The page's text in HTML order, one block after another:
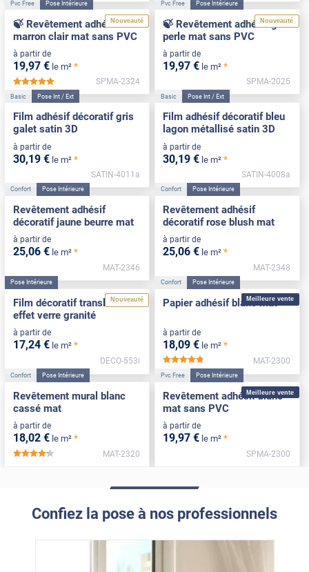
Nouveauté
Pvc Free Pose Intérieure
🍃 Revêtement adhésif
marron clair mat sans PVC
à partir de
19,97 € le m² *
*****
SPMA-2324
Nouveauté
Pvc Free Pose Intérieure
🍃 Revêtement adhésif gris
perle mat sans PVC
à partir de
19,97 € le m² *
SPMA-2025
Basic Pose Int / Ext
Film adhésif décoratif gris
galet satin 3D
à partir de
30,19 € le m² *
SATIN-4011a
Basic Pose Int / Ext
Film adhésif décoratif bleu
lagon métallisé satin 3D
à partir de
30,19 € le m² *
SATIN-4008a
Confort Pose Intérieure
Revêtement adhésif
décoratif jaune beurre mat
à partir de
25,06 € le m² *
MAT-2346
Confort Pose Intérieure
Revêtement adhésif
décoratif rose blush mat
à partir de
25,06 € le m² *
MAT-2348
Nouveauté
Pose Intérieure
Film décoratif translucide
effet verre granité
à partir de
17,24 € le m² *
DECO-553i
Meilleure vente
Confort Pose Intérieure
Papier adhésif blanc mat
à partir de
18,09 € le m² *
*****
MAT-2300
Confort Pose Intérieure
Revêtement mural blanc
cassé mat
à partir de
18,02 € le m² *
*****
MAT-2320
Meilleure vente
Pvc Free Pose Intérieure
Revêtement adhésif blanc
mat sans PVC
à partir de
19,97 € le m² *
SPMA-2300
Confiez la pose à nos professionnels